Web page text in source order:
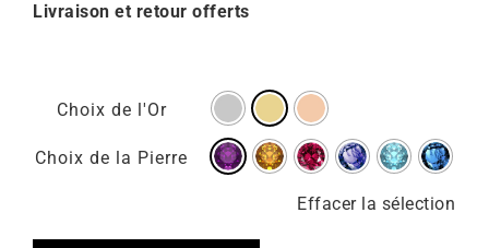
Livraison et retour offerts
Choix de l'Or
Choix de la Pierre
Effacer la sélection